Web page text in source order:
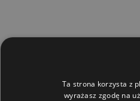
Ta strona korzysta z
wyrażasz zgodę na